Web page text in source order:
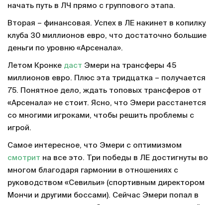
начать путь в ЛЧ прямо с группового этапа.
Вторая – финансовая. Успех в ЛЕ накинет в копилку
клуба 30 миллионов евро, что достаточно большие
деньги по уровню «Арсенала».
Летом Кронке даст Эмери на трансферы 45
миллионов евро. Плюс эта тридцатка – получается
75. Понятное дело, ждать топовых трансферов от
«Арсенала» не стоит. Ясно, что Эмери расстанется
со многими игроками, чтобы решить проблемы с
игрой.
Самое интересное, что Эмери с оптимизмом
смотрит на все это. Три победы в ЛЕ достигнуты во
многом благодаря гармонии в отношениях с
руководством «Севильи» (спортивным директором
Мончи и другими боссами). Сейчас Эмери попал в